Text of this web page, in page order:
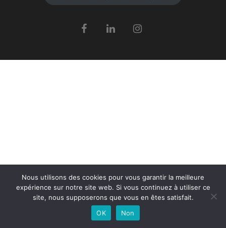
Nous utilisons des cookies pour vous garantir la meilleure
expérience sur notre site web. Si vous continuez à utiliser ce
site, nous supposerons que vous en êtes satisfait.
OK
Non